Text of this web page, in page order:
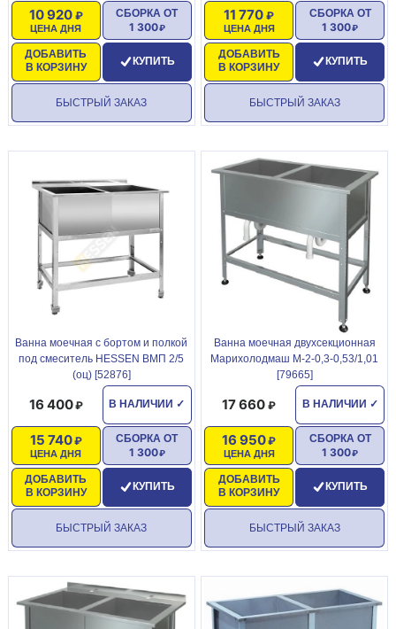
ЦЕНА ДНЯ
10 920
ДОБАВИТЬ
В КОРЗИНУ
СБОРКА ОТ
1 300
КУПИТЬ
БЫСТРЫЙ ЗАКАЗ
ЦЕНА ДНЯ
11 770
ДОБАВИТЬ
В КОРЗИНУ
СБОРКА ОТ
1 300
КУПИТЬ
БЫСТРЫЙ ЗАКАЗ
Ванна моечная с бортом и полкой
под смеситель HESSEN ВМП 2/5
(оц) [52876]
В НАЛИЧИИ ✓
16 400
ЦЕНА ДНЯ
15 740
ДОБАВИТЬ
В КОРЗИНУ
СБОРКА ОТ
1 300
КУПИТЬ
БЫСТРЫЙ ЗАКАЗ
Ванна моечная двухсекционная
Марихолодмаш М-2-0,3-0,53/1,01
[79665]
В НАЛИЧИИ ✓
17 660
ЦЕНА ДНЯ
16 950
ДОБАВИТЬ
В КОРЗИНУ
СБОРКА ОТ
1 300
КУПИТЬ
БЫСТРЫЙ ЗАКАЗ